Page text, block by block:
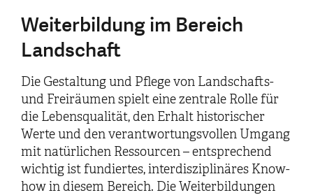
Weiterbildung im Bereich
Landschaft
Die Gestaltung und Pflege von Landschafts-
und Freiräumen spielt eine zentrale Rolle für
die Lebensqualität, den Erhalt historischer
Werte und den verantwortungsvollen Umgang
mit natürlichen Ressourcen – entsprechend
wichtig ist fundiertes, interdisziplinäres Know-
how in diesem Bereich. Die Weiterbildungen